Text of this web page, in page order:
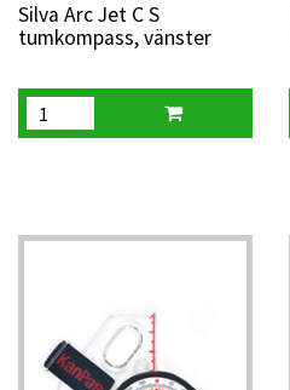
Silva Arc Jet C S
tumkompass, vänster